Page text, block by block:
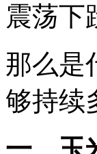
震荡下
那么是
够持续